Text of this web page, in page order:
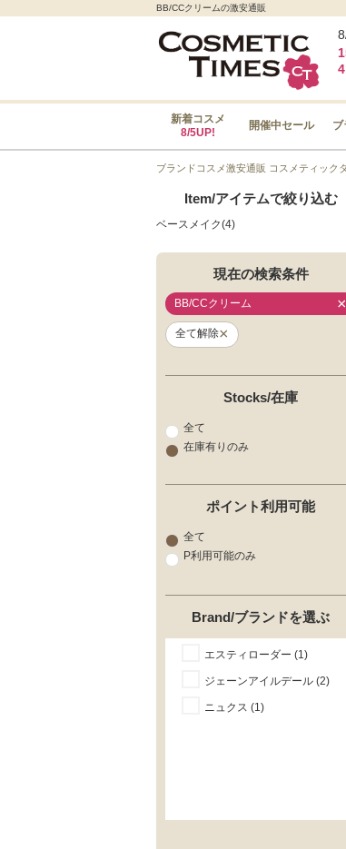
BB/CCクリームの激安通販
新着コスメ
8/5UP!
開催中セール ブ
ブランドコスメ激安通販 コスメティック
Item/アイテムで絞り込む
ベースメイク(4)
現在の検索条件
BB/CCクリーム ×
全て解除×
Stocks/在庫
全て
在庫有りのみ
ポイント利用可能
全て
P利用可能のみ
Brand/ブランドを選ぶ
エスティローダー (1)
ジェーンアイルデール (2)
ニュクス (1)